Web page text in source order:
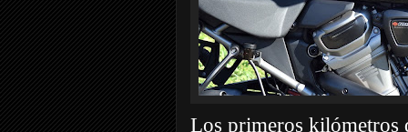
Los primeros kilómetros